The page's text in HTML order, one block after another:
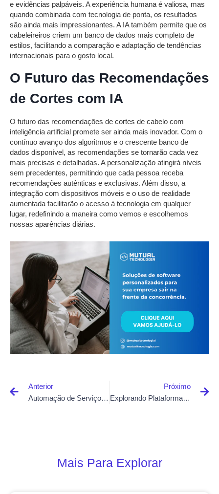
e evidências palpáveis. A experiência humana é valiosa, mas
quando combinada com tecnologia de ponta, os resultados
são ainda mais impressionantes. A IA também permite que os
cabeleireiros criem um banco de dados mais completo de
estilos, facilitando a comparação e adaptação de tendências
internacionais para o gosto local.
O Futuro das Recomendações
de Cortes com IA
O futuro das recomendações de cortes de cabelo com
inteligência artificial promete ser ainda mais inovador. Com o
contínuo avanço dos algoritmos e o crescente banco de
dados disponível, as recomendações se tornarão cada vez
mais precisas e detalhadas. A personalização atingirá níveis
sem precedentes, permitindo que cada pessoa receba
recomendações autênticas e exclusivas. Além disso, a
integração com dispositivos móveis e o uso de realidade
aumentada facilitarão o acesso à tecnologia em qualquer
lugar, redefinindo a maneira como vemos e escolhemos
nossas aparências diárias.
Anterior
Automação de Serviços em Petshops
Próximo
Explorando Plataformas de Telemedicina para Clínicas
Mais Para Explorar